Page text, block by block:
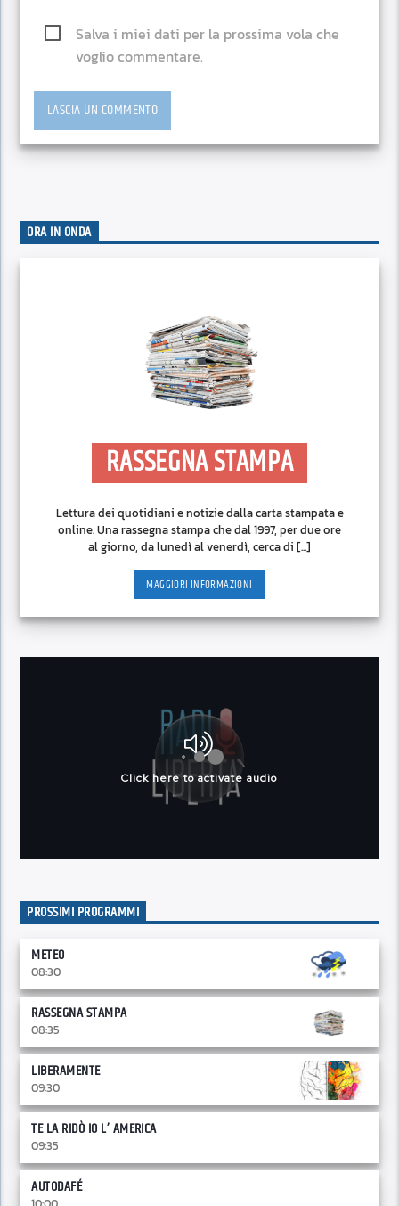
Salva i miei dati per la prossima vola che
voglio commentare.
ORA IN ONDA
RASSEGNA STAMPA
Lettura dei quotidiani e notizie dalla carta stampata e
online. Una rassegna stampa che dal 1997, per due ore
al giorno, da lunedì al venerdì, cerca di [...]
MAGGIORI INFORMAZIONI
PROSSIMI PROGRAMMI
METEO
08:30
RASSEGNA STAMPA
08:35
LIBERAMENTE
09:30
TE LA RIDÒ IO L’ AMERICA
09:35
AUTODAFÉ